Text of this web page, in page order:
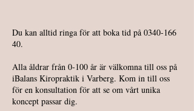
Du kan alltid ringa för att boka tid på 0340-166
40.
Alla åldrar från 0-100 år är välkomna till oss på
iBalans Kiropraktik i Varberg. Kom in till oss
för en konsultation för att se om vårt unika
koncept passar dig.